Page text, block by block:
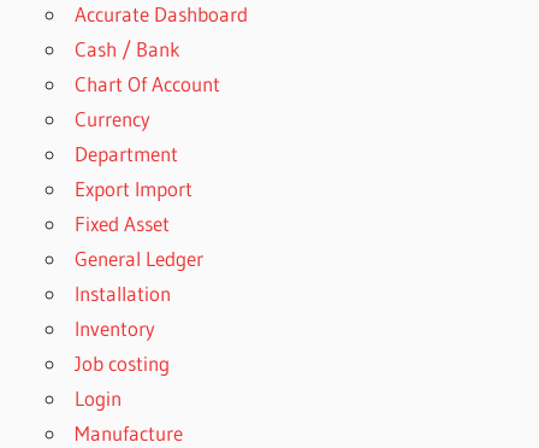
Accurate Dashboard
Cash / Bank
Chart Of Account
Currency
Department
Export Import
Fixed Asset
General Ledger
Installation
Inventory
Job costing
Login
Manufacture